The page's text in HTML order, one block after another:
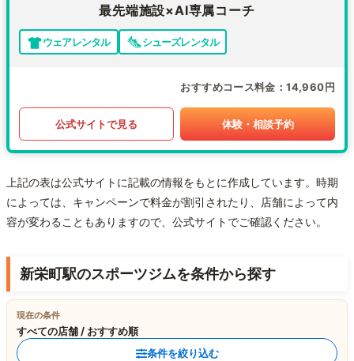
最先端施設×AI専属コーチ
ウェアレンタル シューズレンタル
おすすめコース料金 14,960円
公式サイトで見る 体験・相談予約
上記の表は公式サイトに記載の情報をもとに作成しています。時期
によっては、キャンペーンで料金が割引されたり、店舗によって内
容が変わることもありますので、公式サイトでご確認ください。
新栄町駅のスポーツジムを条件から探す
現在の条件
すべての店舗 / おすすめ順
条件を絞り込む